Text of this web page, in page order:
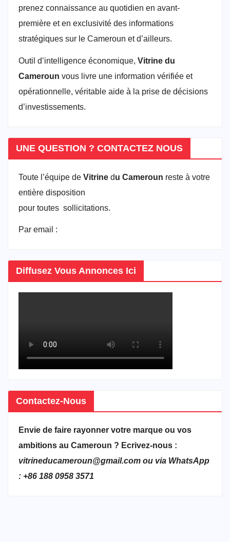
prenez connaissance au quotidien en avant-
première et en exclusivité des informations
stratégiques sur le Cameroun et d’ailleurs.
Outil d’intelligence économique, Vitrine du
Cameroun vous livre une information vérifiée et
opérationnelle, véritable aide à la prise de décisions
d’investissements.
UNE QUESTION ? CONTACTEZ NOUS
Toute l’équipe de Vitrine du Cameroun reste à votre
entière disposition
pour toutes sollicitations.
Par email :
Diffusez Vous Annonces Ici
Contactez-Nous
Envie de faire rayonner votre marque ou vos
ambitions au Cameroun ? Ecrivez-nous :
vitrineducameroun@gmail.com ou via WhatsApp
: +86 188 0958 3571